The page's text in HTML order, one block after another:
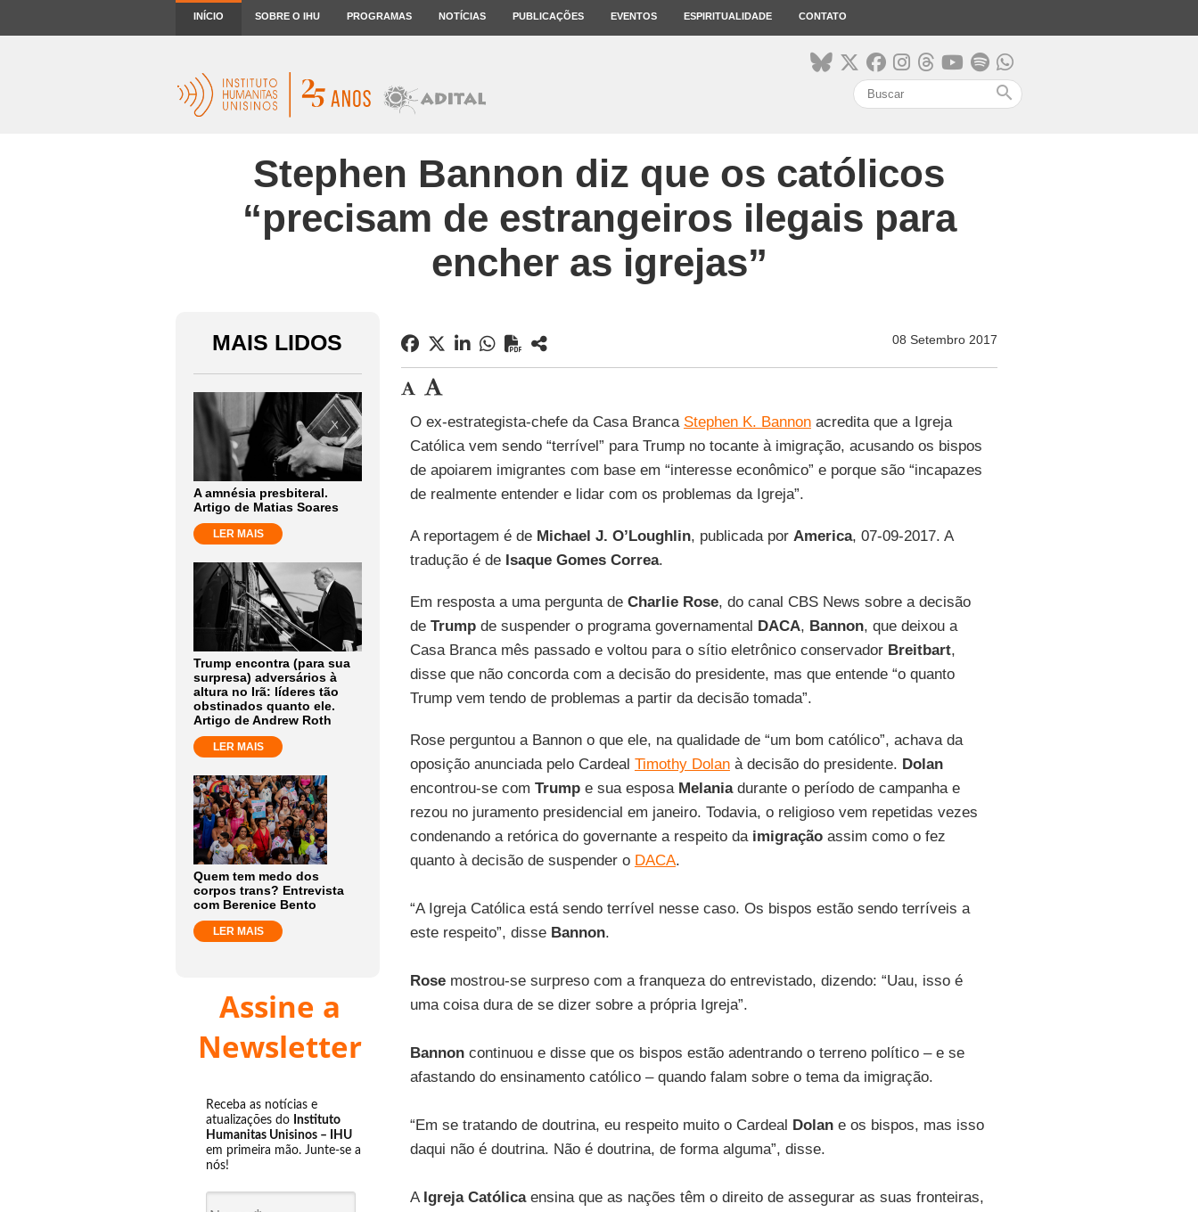
INÍCIO SOBRE O IHU PROGRAMAS NOTÍCIAS PUBLICAÇÕES EVENTOS ESPIRITUALIDADE CONTATO
search
Stephen Bannon diz que os católicos
“precisam de estrangeiros ilegais para
encher as igrejas”
MAIS LIDOS
A amnésia presbiteral.
Artigo de Matias Soares
LER MAIS
Trump encontra (para sua
surpresa) adversários à
altura no Irã: líderes tão
obstinados quanto ele.
Artigo de Andrew Roth
LER MAIS
Quem tem medo dos
corpos trans? Entrevista
com Berenice Bento
LER MAIS
Assine a
Newsletter
Receba as notícias e
atualizações do Instituto
Humanitas Unisinos – IHU
em primeira mão. Junte-se a
nós!
08 Setembro 2017
O ex-estrategista-chefe da Casa Branca Stephen K. Bannonacredita que a Igreja
Católica vem sendo “terrível” para Trump no tocante à imigração, acusando os bispos
de apoiarem imigrantes com base em “interesse econômico” e porque são “incapazes
de realmente entender e lidar com os problemas da Igreja”.
A reportagem é de Michael J. O’Loughlin, publicada por America, 07-09-2017. A
tradução é deIsaque Gomes Correa.
Em resposta a uma pergunta de Charlie Rose, do canal CBS News sobre a decisão
de Trumpde suspender o programa governamental DACA, Bannon, que deixou a
Casa Branca mês passado e voltou para o sítio eletrônico conservador Breitbart,
disse que não concorda com a decisão do presidente, mas que entende “o quanto
Trump vem tendo de problemas a partir da decisão tomada”.
Rose perguntou a Bannon o que ele, na qualidade de “um bom católico”, achava da
oposição anunciada pelo Cardeal Timothy Dolanà decisão do presidente. Dolan
encontrou-se com Trumpe sua esposa Melaniadurante o período de campanha e
rezou no juramento presidencial em janeiro. Todavia, o religioso vem repetidas vezes
condenando a retórica do governante a respeito da imigraçãoassim como o fez
quanto à decisão de suspender o DACA.
“A Igreja Católica está sendo terrível nesse caso. Os bispos estão sendo terríveis a
este respeito”, disse Bannon.
Rosemostrou-se surpreso com a franqueza do entrevistado, dizendo: “Uau, isso é
uma coisa dura de se dizer sobre a própria Igreja”.
Bannoncontinuou e disse que os bispos estão adentrando o terreno político – e se
afastando do ensinamento católico – quando falam sobre o tema da imigração.
“Em se tratando de doutrina, eu respeito muito o Cardeal Dolane os bispos, mas isso
daqui não é doutrina. Não é doutrina, de forma alguma”, disse.
A Igreja Católicaensina que as nações têm o direito de assegurar as suas fronteiras,